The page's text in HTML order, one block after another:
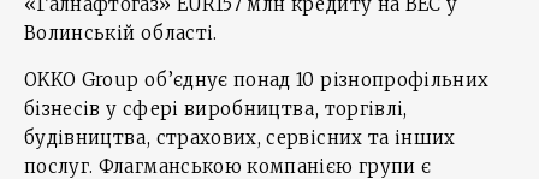
Волинській області.
OKKO Group об’єднує понад 10 різнопрофільних
бізнесів у сфері виробництва, торгівлі,
будівництва, страхових, сервісних та інших
послуг. Флагманською компанією групи є